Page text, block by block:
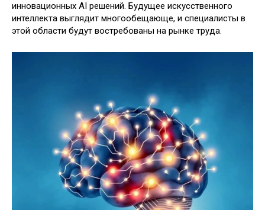
инновационных AI решений. Будущее искусственного
интеллекта выглядит многообещающе, и специалисты в
этой области будут востребованы на рынке труда.